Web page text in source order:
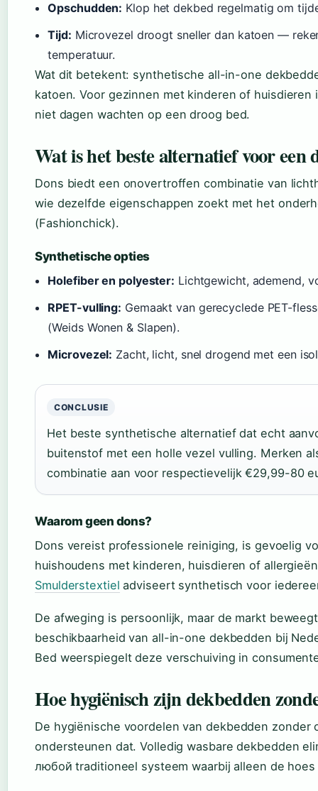
Opschudden: Klop het dekbed regelmatig om
Tijd: Microvezel droogt sneller dan katoen —
temperatuur.
Wat dit betekent: synthetische all-in-one
katoen. Voor gezinnen met kinderen of
niet dagen wachten op een droog bed.
Wat is het beste alternatief voor een
Dons biedt een onovertroffen combinatie van
wie dezelfde eigenschappen zoekt met het
(Fashionchick).
Synthetische opties
Holefiber en polyester: Lichtgewicht, ademend,
RPET-vulling: Gemaakt van gerecyclede PET-
(Weids Wonen & Slapen).
Microvezel: Zacht, licht, snel drogend met een
CONCLUSIE
Het beste synthetische alternatief dat echt
buitenstof met een holle vezel vulling. Merken
combinatie aan voor respectievelijk €29,99-80
Waarom geen dons?
Dons vereist professionele reiniging, is gevoelig
huishoudens met kinderen, huisdieren of
Smulderstextiel adviseert synthetisch voor
De afweging is persoonlijk, maar de markt
beschikbaarheid van all-in-one dekbedden bij
Bed weerspiegelt deze verschuiving in
Hoe hygiënisch zijn dekbedden
De hygiënische voordelen van dekbedden
ondersteunen dat. Volledig wasbare dekbedden
любой traditioneel systeem waarbij alleen de